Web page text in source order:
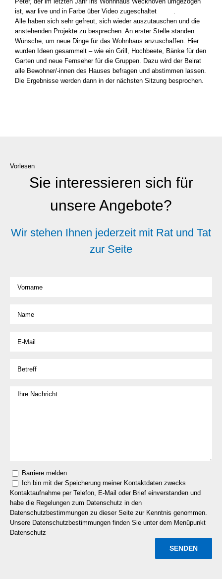
ist, war live und in Far­be über Video zuge­schal­tet
.
Alle haben sich sehr gefreut, sich wie­der aus­zu­tau­schen und die
anste­hen­den Pro­jek­te zu bespre­chen. An ers­ter Stel­le stan­den
Wün­sche, um neue Din­ge für das Wohn­haus anzu­schaf­fen. Hier
wur­den Ideen gesam­melt – wie ein Grill, Hoch­bee­te, Bän­ke für den
Gar­ten und neue Fern­se­her für die Grup­pen. Dazu wird der Bei­rat
alle Bewohner/-innen des Hau­ses befra­gen und abstim­men las­sen.
Die Ergeb­nis­se wer­den dann in der nächs­ten Sit­zung bespro­chen.
Vorlesen
Sie interessieren sich für
unsere Angebote?
Wir stehen Ihnen jederzeit mit Rat und Tat
zur Seite
Barriere melden
Ich bin mit der Speicherung meiner Kontaktdaten zwecks
Kontaktaufnahme per Telefon, E-Mail oder Brief einverstanden und
habe die Regelungen zum Datenschutz in den
Datenschutzbestimmungen zu dieser Seite zur Kenntnis genommen.
Unsere Datenschutzbestimmungen finden Sie unter dem Menüpunkt
Datenschutz